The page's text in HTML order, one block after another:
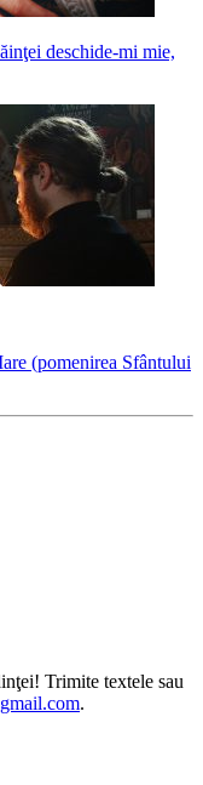
deschide-mi mie,
(pomenirea Sfântului
Trimite textele sau
.